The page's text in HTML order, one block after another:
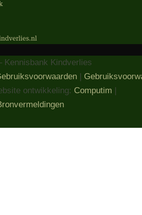
Kennisbank Kindverlies
|
ontwikkeling: Computim |